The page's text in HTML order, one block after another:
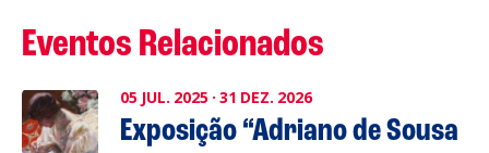
Eventos Relacionados
05 JUL. 2025 · 31 DEZ. 2026
Exposição “Adriano de Sousa